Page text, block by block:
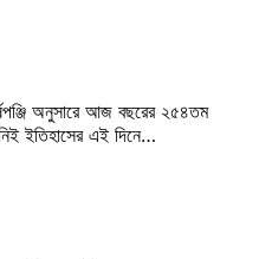
অনুসারে আজ বছরের ২৫৪তম
ইতিহাসের এই দিনে…